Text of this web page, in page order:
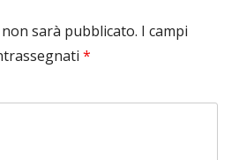
sarà pubblicato. I campi
*